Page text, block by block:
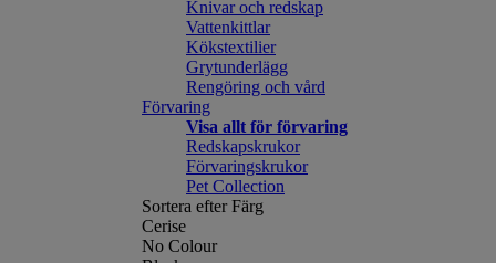
Knivar och redskap
Vattenkittlar
Kökstextilier
Grytunderlägg
Rengöring och vård
Förvaring
Visa allt för förvaring
Redskapskrukor
Förvaringskrukor
Pet Collection
Sortera efter Färg
Cerise
No Colour